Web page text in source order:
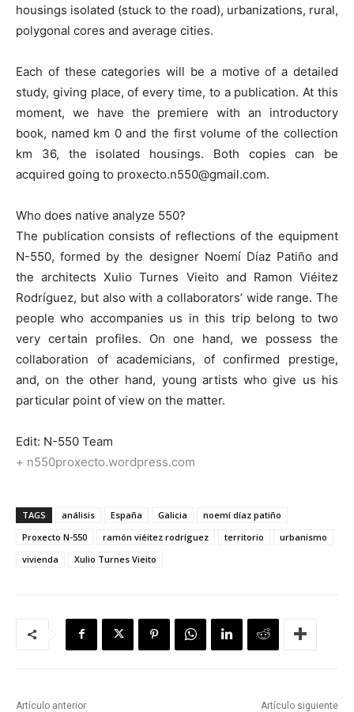
housings isolated (stuck to the road), urbanizations, rural,
polygonal cores and average cities.
Each of these categories will be a motive of a detailed
study, giving place, of every time, to a publication. At this
moment, we have the premiere with an introductory
book, named km 0 and the first volume of the collection
km 36, the isolated housings. Both copies can be
acquired going to proxecto.n550@gmail.com.
Who does native analyze 550?
The publication consists of reflections of the equipment
N-550, formed by the designer Noemí Díaz Patiño and
the architects Xulio Turnes Vieito and Ramon Viéitez
Rodríguez, but also with a collaborators’ wide range. The
people who accompanies us in this trip belong to two
very certain profiles. On one hand, we possess the
collaboration of academicians, of confirmed prestige,
and, on the other hand, young artists who give us his
particular point of view on the matter.
Edit: N-550 Team
+ n550proxecto.wordpress.com
TAGS análisis España Galicia
noemí díaz patiño
Proxecto N-550
ramón viéitez rodríguez territorio
urbanismo
vivienda
Xulio Turnes Vieito
Artículo anterior Artículo siguiente